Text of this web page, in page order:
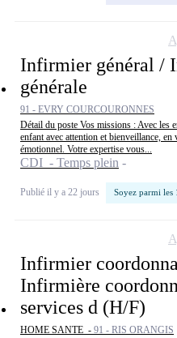
Infirmier général /
générale
91 - EVRY COURCOURONNES
Détail du poste Vos missions : Avec les
enfant avec attention et bienveillance,
émotionnel. Votre expertise vous...
CDI - Temps plein
Publié il y a 22 jours Soyez parmi les
Infirmier
Infirmière
services d (H/F)
HOME SANTE - 91 - RIS ORANGIS